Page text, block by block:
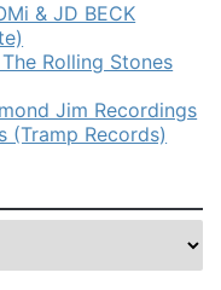
& JD BECK
Rolling Stones
Jim Recordings
(Tramp Records)